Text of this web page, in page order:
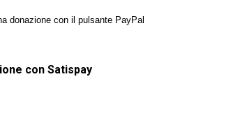
con Satispay